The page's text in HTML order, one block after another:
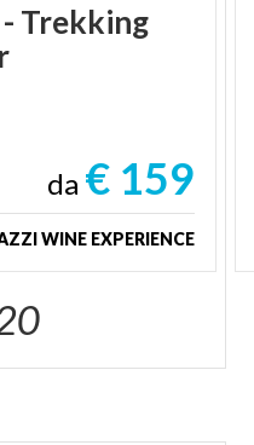
- Trekking
da € 159
WINE EXPERIENCE